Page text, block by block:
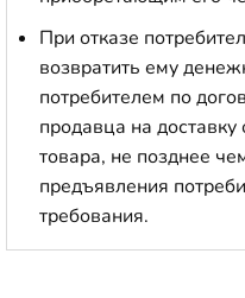
При отказе
возвратить ему
потребителем по
продавца на
товара, не позднее
предъявления
требования.